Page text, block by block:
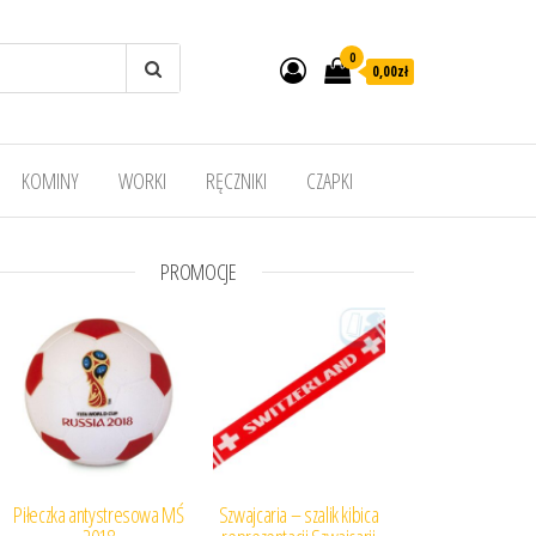
0
0,00zł
KOMINY WORKI RĘCZNIKI CZAPKI
PROMOCJE
Piłeczka antystresowa MŚ Szwajcaria – szalik kibica